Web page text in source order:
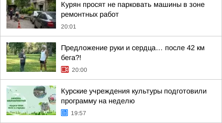
Курян просят не парковать машины в зоне
ремонтных работ
20:01
Предложение руки и сердца… после 42 км
бега?!
20:00
Курские учреждения культуры подготовили
программу на неделю
19:57